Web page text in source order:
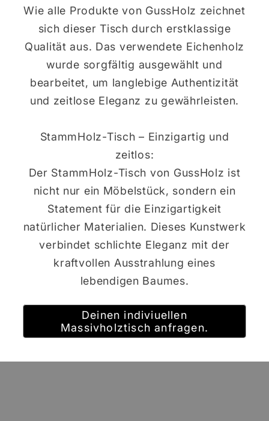
Wie alle Produkte von GussHolz zeichnet
sich dieser Tisch durch erstklassige
Qualität aus. Das verwendete Eichenholz
wurde sorgfältig ausgewählt und
bearbeitet, um langlebige Authentizität
und zeitlose Eleganz zu gewährleisten.
StammHolz-Tisch – Einzigartig und
zeitlos:
Der StammHolz-Tisch von GussHolz ist
nicht nur ein Möbelstück, sondern ein
Statement für die Einzigartigkeit
natürlicher Materialien. Dieses Kunstwerk
verbindet schlichte Eleganz mit der
kraftvollen Ausstrahlung eines
lebendigen Baumes.
Deinen indiviuellen
Massivholztisch anfragen.